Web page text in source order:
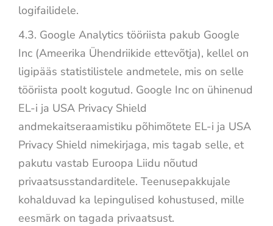
logifailidele.
4.3. Google Analytics tööriista pakub Google
Inc (Ameerika Ühendriikide ettevõtja), kellel on
ligipääs statistilistele andmetele, mis on selle
tööriista poolt kogutud. Google Inc on ühinenud
EL-i ja USA Privacy Shield
andmekaitseraamistiku põhimõtete EL-i ja USA
Privacy Shield nimekirjaga, mis tagab selle, et
pakutu vastab Euroopa Liidu nõutud
privaatsusstandarditele. Teenusepakkujale
kohalduvad ka lepingulised kohustused, mille
eesmärk on tagada privaatsust.